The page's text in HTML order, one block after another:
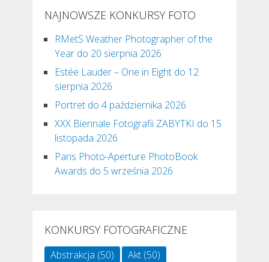
NAJNOWSZE KONKURSY FOTO
RMetS Weather Photographer of the
Year do 20 sierpnia 2026
Estée Lauder – One in Eight do 12
sierpnia 2026
Portret do 4 października 2026
XXX Biennale Fotografii ZABYTKI do 15
listopada 2026
Paris Photo-Aperture PhotoBook
Awards do 5 września 2026
KONKURSY FOTOGRAFICZNE
Abstrakcja (50) Akt(50)